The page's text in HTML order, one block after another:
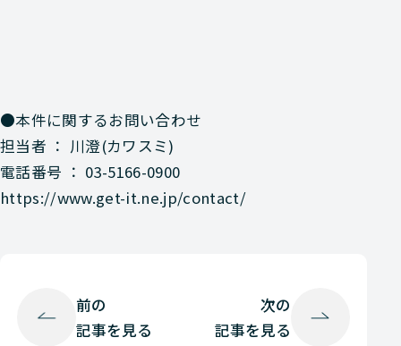
●本件に関するお問い合わせ
担当者 ： 川澄(カワスミ)
電話番号 ： 03-5166-0900
https://www.get-it.ne.jp/contact/
前の
記事を見る
次の
記事を見る